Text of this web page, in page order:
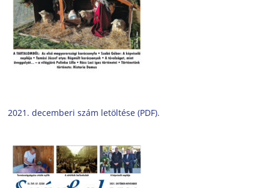
2021. decemberi szám letöltése (PDF).